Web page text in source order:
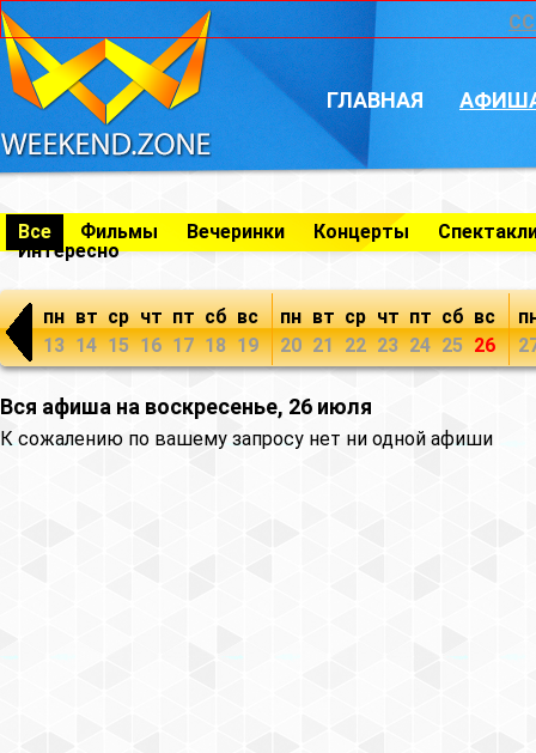
ГЛАВНАЯ
Все Фильмы Вечеринки Концерты
Интересно
пн
13
вт
14
ср
15
чт
16
пт
17
сб
18
вс
19
пн
20
вт
21
ср
22
чт
23
пт
24
сб
25
вс
26
Вся афиша на воскресенье, 26 июля
К сожалению по вашему запросу нет ни одной афиши